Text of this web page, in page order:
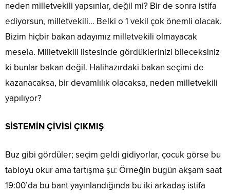
neden milletvekili yapsınlar, değil mi? Bir de sonra istifa
ediyorsun, milletvekili… Belki o 1 vekil çok önemli olacak.
Bizim hiçbir bakan adayımız milletvekili olmayacak
mesela. Milletvekili listesinde gördüklerinizi bileceksiniz
ki bunlar bakan değil. Halihazırdaki bakan seçimi de
kazanacaksa, bir devamlılık olacaksa, neden milletvekili
yapılıyor?
SİSTEMİN ÇİVİSİ ÇIKMIŞ
Buz gibi gördüler; seçim geldi gidiyorlar, çocuk görse bu
tabloyu okur ama tartışma şu: Örneğin bugün akşam saat
19:00’da bu bant yayınlandığında bu iki arkadaş istifa